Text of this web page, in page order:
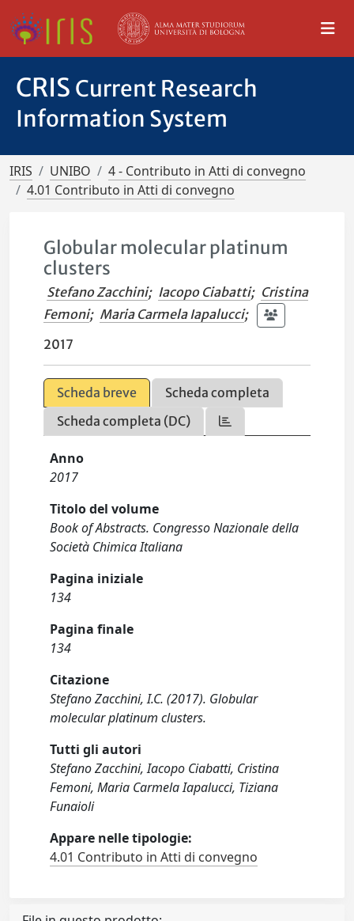
CRIS Current Research
Information System
IRIS UNIBO
4 - Contributo in Atti di convegno
4.01 Contributo in Atti di convegno
Globular molecular platinum
clusters
Stefano Zacchini; Iacopo Ciabatti; Cristina
Femoni; Maria Carmela Iapalucci;
2017
Scheda breve
Scheda completa
Scheda completa (DC)
Anno
2017
Titolo del volume
Book of Abstracts. Congresso Nazionale della
Società Chimica Italiana
Pagina iniziale
134
Pagina finale
134
Citazione
Stefano Zacchini, I.C. (2017). Globular
molecular platinum clusters.
Tutti gli autori
Stefano Zacchini, Iacopo Ciabatti, Cristina
Femoni, Maria Carmela Iapalucci, Tiziana
Funaioli
Appare nelle tipologie:
4.01 Contributo in Atti di convegno